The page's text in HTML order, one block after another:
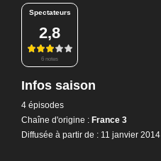
Spectateurs
2,8
6 notes
Infos saison
4 épisodes
Chaîne d'origine : France 3
Diffusée à partir de : 11 janvier 2014